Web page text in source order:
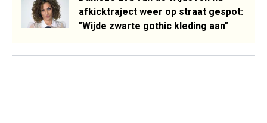
afkicktraject weer op straat gespot:
"Wijde zwarte gothic kleding aan"